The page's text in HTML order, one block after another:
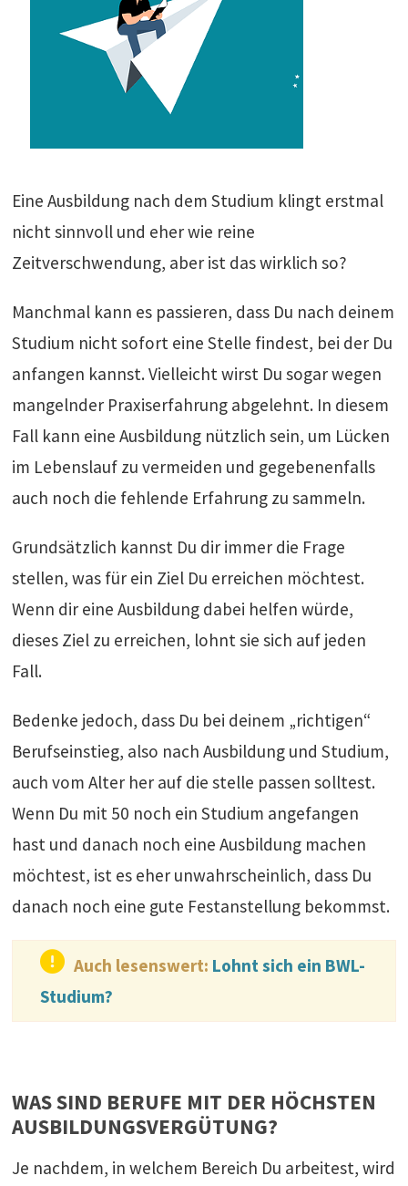
Eine Ausbildung nach dem Studium klingt erstmal
nicht sinnvoll und eher wie reine
Zeitverschwendung, aber ist das wirklich so?
Manchmal kann es passieren, dass Du nach deinem
Studium nicht sofort eine Stelle findest, bei der Du
anfangen kannst. Vielleicht wirst Du sogar wegen
mangelnder Praxiserfahrung abgelehnt. In diesem
Fall kann eine Ausbildung nützlich sein, um Lücken
im Lebenslauf zu vermeiden und gegebenenfalls
auch noch die fehlende Erfahrung zu sammeln.
Grundsätzlich kannst Du dir immer die Frage
stellen, was für ein Ziel Du erreichen möchtest.
Wenn dir eine Ausbildung dabei helfen würde,
dieses Ziel zu erreichen, lohnt sie sich auf jeden
Fall.
Bedenke jedoch, dass Du bei deinem „richtigen“
Berufseinstieg, also nach Ausbildung und Studium,
auch vom Alter her auf die stelle passen solltest.
Wenn Du mit 50 noch ein Studium angefangen
hast und danach noch eine Ausbildung machen
möchtest, ist es eher unwahrscheinlich, dass Du
danach noch eine gute Festanstellung bekommst.
Auch lesenswert: Lohnt sich ein BWL-
Studium?
WAS SIND BERUFE MIT DER HÖCHSTEN
AUSBILDUNGSVERGÜTUNG?
Je nachdem, in welchem Bereich Du arbeitest, wird